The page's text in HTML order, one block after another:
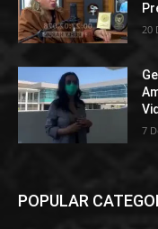
20
7
POPULAR